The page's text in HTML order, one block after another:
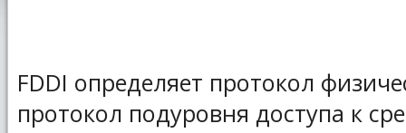
FDDI определяет протокол
протокол подуровня доступа к